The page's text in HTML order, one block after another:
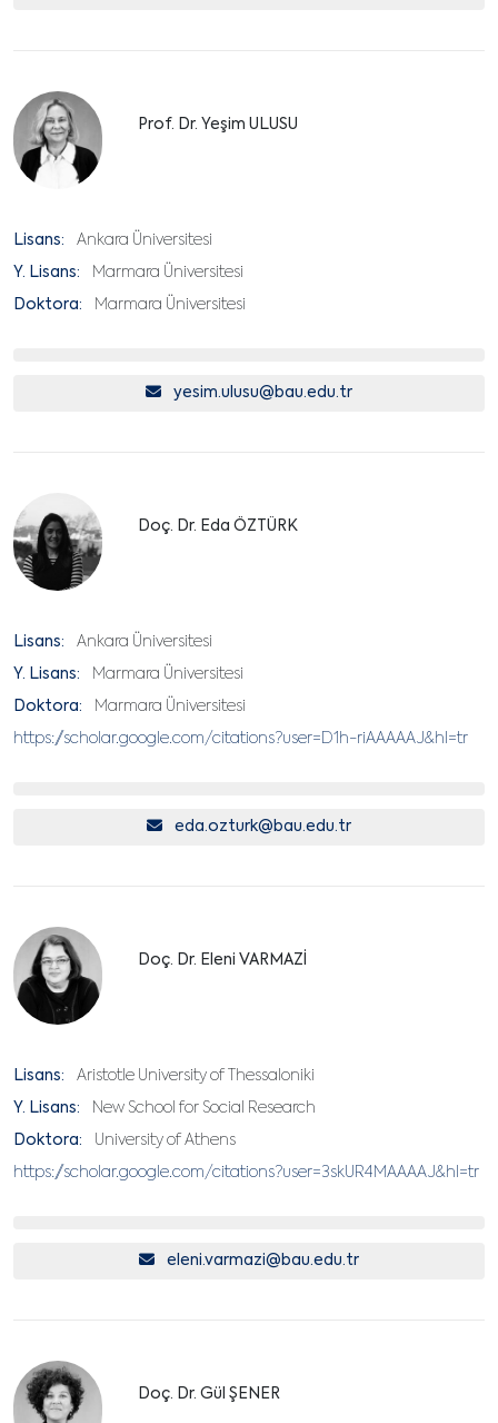
Prof. Dr. Yeşim ULUSU
Lisans: Ankara Üniversitesi
Y. Lisans: Marmara Üniversitesi
Doktora: Marmara Üniversitesi
yesim.ulusu@bau.edu.tr
Doç. Dr. Eda ÖZTÜRK
Lisans: Ankara Üniversitesi
Y. Lisans: Marmara Üniversitesi
Doktora: Marmara Üniversitesi
https://scholar.google.com/citations?user=D1h-riAAAAAJ&hl=tr
eda.ozturk@bau.edu.tr
Doç. Dr. Eleni VARMAZİ
Lisans: Aristotle University of Thessaloniki
Y. Lisans: New School for Social Research
Doktora: University of Athens
https://scholar.google.com/citations?user=3skUR4MAAAAJ&hl=tr
eleni.varmazi@bau.edu.tr
Doç. Dr. Gül ŞENER